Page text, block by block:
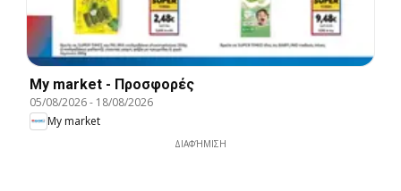
My market - Προσφορές
05/08/2026- 18/08/2026
My market
ΔΙΑΦΉΜΙΣΗ